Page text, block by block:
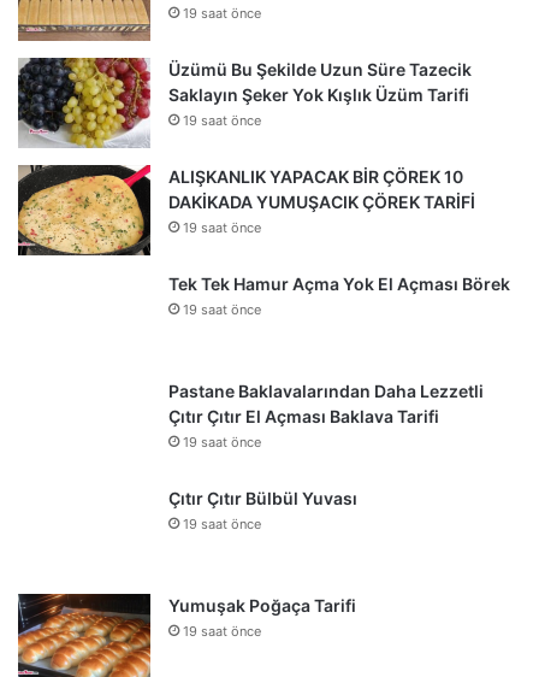
19 saat önce
Üzümü Bu Şekilde Uzun Süre Tazecik
Saklayın Şeker Yok Kışlık Üzüm Tarifi
19 saat önce
ALIŞKANLIK YAPACAK BİR ÇÖREK 10
DAKİKADA YUMUŞACIK ÇÖREK TARİFİ
19 saat önce
Tek Tek Hamur Açma Yok El Açması Börek
19 saat önce
Pastane Baklavalarından Daha Lezzetli
Çıtır Çıtır El Açması Baklava Tarifi
19 saat önce
Çıtır Çıtır Bülbül Yuvası
19 saat önce
Yumuşak Poğaça Tarifi
19 saat önce